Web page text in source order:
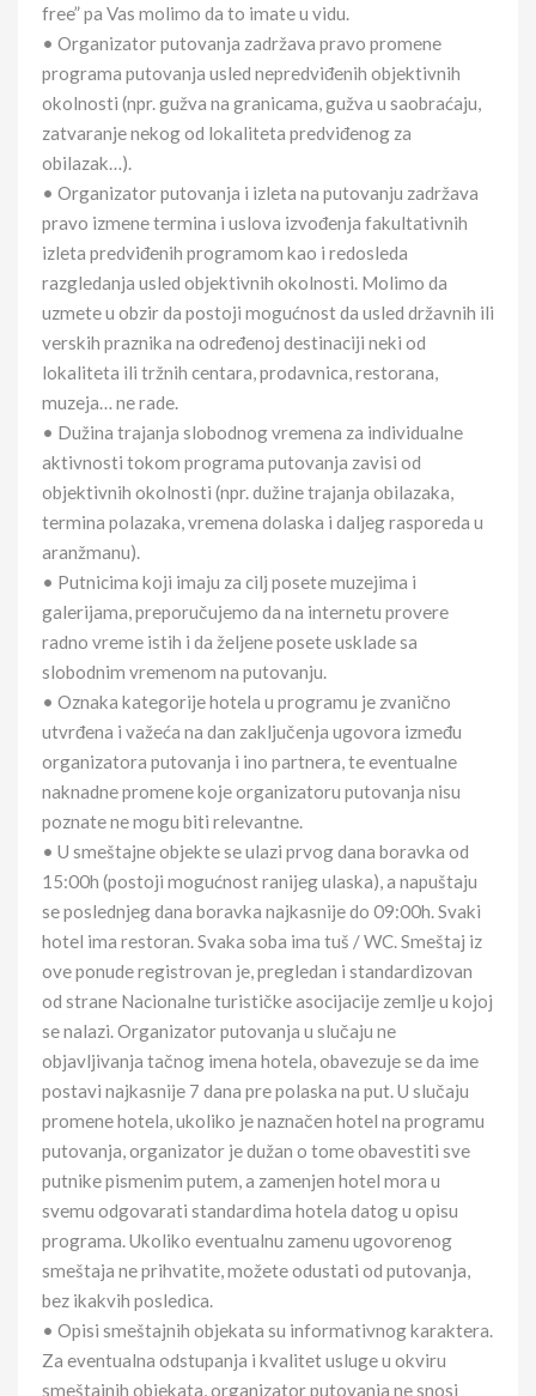
free” pa Vas molimo da to imate u vidu.
• Organizator putovanja zadržava pravo promene
programa putovanja usled nepredviđenih objektivnih
okolnosti (npr. gužva na granicama, gužva u saobraćaju,
zatvaranje nekog od lokaliteta predviđenog za
obilazak…).
• Organizator putovanja i izleta na putovanju zadržava
pravo izmene termina i uslova izvođenja fakultativnih
izleta predviđenih programom kao i redosleda
razgledanja usled objektivnih okolnosti. Molimo da
uzmete u obzir da postoji mogućnost da usled državnih ili
verskih praznika na određenoj destinaciji neki od
lokaliteta ili tržnih centara, prodavnica, restorana,
muzeja… ne rade.
• Dužina trajanja slobodnog vremena za individualne
aktivnosti tokom programa putovanja zavisi od
objektivnih okolnosti (npr. dužine trajanja obilazaka,
termina polazaka, vremena dolaska i daljeg rasporeda u
aranžmanu).
• Putnicima koji imaju za cilj posete muzejima i
galerijama, preporučujemo da na internetu provere
radno vreme istih i da željene posete usklade sa
slobodnim vremenom na putovanju.
• Oznaka kategorije hotela u programu je zvanično
utvrđena i važeća na dan zaključenja ugovora između
organizatora putovanja i ino partnera, te eventualne
naknadne promene koje organizatoru putovanja nisu
poznate ne mogu biti relevantne.
• U smeštajne objekte se ulazi prvog dana boravka od
15:00h (postoji mogućnost ranijeg ulaska), a napuštaju
se poslednjeg dana boravka najkasnije do 09:00h. Svaki
hotel ima restoran. Svaka soba ima tuš / WC. Smeštaj iz
ove ponude registrovan je, pregledan i standardizovan
od strane Nacionalne turističke asocijacije zemlje u kojoj
se nalazi. Organizator putovanja u slučaju ne
objavljivanja tačnog imena hotela, obavezuje se da ime
postavi najkasnije 7 dana pre polaska na put. U slučaju
promene hotela, ukoliko je naznačen hotel na programu
putovanja, organizator je dužan o tome obavestiti sve
putnike pismenim putem, a zamenjen hotel mora u
svemu odgovarati standardima hotela datog u opisu
programa. Ukoliko eventualnu zamenu ugovorenog
smeštaja ne prihvatite, možete odustati od putovanja,
bez ikakvih posledica.
• Opisi smeštajnih objekata su informativnog karaktera.
Za eventualna odstupanja i kvalitet usluge u okviru
smeštajnih objekata, organizator putovanja ne snosi